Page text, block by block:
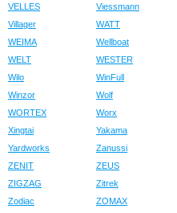
VELLES
Viessmann
Villager
WATT
WEIMA
Wellboat
WELT
WESTER
Wilo
WinFull
Winzor
Wolf
WORTEX
Worx
Xingtai
Yakama
Yardworks
Zanussi
ZENIT
ZEUS
ZIGZAG
Zitrek
Zodiac
ZOMAX